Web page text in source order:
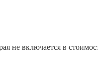
не включается в